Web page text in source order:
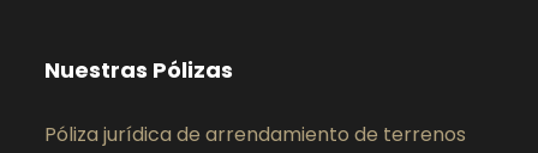
Nuestras Pólizas
Póliza jurídica de arrendamiento de terrenos